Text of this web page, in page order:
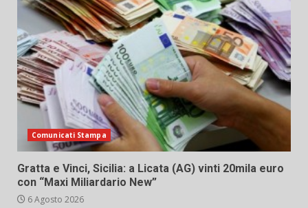
Comunicati Stampa
Gratta e Vinci, Sicilia: a Licata (AG) vinti 20mila euro
con “Maxi Miliardario New”
6 Agosto 2026